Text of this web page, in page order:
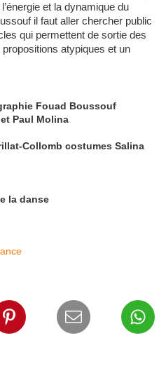
et la dynamique du
il faut aller chercher public
qui permettent de sortie des
atypiques et un
Fouad Boussouf
Paul Molina
Collomb costumes Salina
la danse